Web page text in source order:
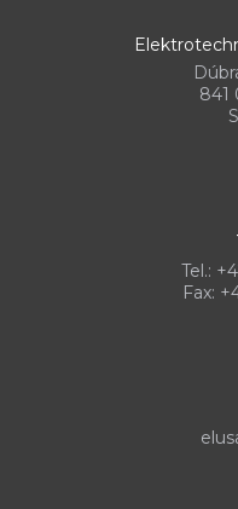
841
Tel.:
Fax: